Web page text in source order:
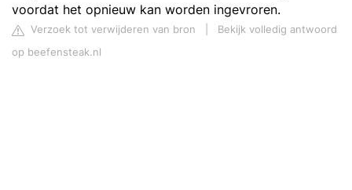
voordat het opnieuw kan worden ingevroren.
Verzoek tot verwijderen van bron
Bekijk volledig antwoord
op beefensteak.nl